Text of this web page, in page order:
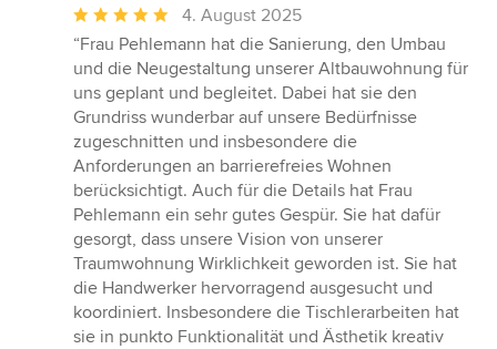
Durchschnittliche
Bewertung:
5
von
5
Sternen
4. August 2025
“Frau Pehlemann hat die Sanierung, den Umbau
und die Neugestaltung unserer Altbauwohnung für
uns geplant und begleitet. Dabei hat sie den
Grundriss wunderbar auf unsere Bedürfnisse
zugeschnitten und insbesondere die
Anforderungen an barrierefreies Wohnen
berücksichtigt. Auch für die Details hat Frau
Pehlemann ein sehr gutes Gespür. Sie hat dafür
gesorgt, dass unsere Vision von unserer
Traumwohnung Wirklichkeit geworden ist. Sie hat
die Handwerker hervorragend ausgesucht und
koordiniert. Insbesondere die Tischlerarbeiten hat
sie in punkto Funktionalität und Ästhetik kreativ